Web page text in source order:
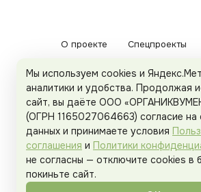
О проекте Спецпроекты
Рекламодателям Политика
Пользовательское
Organicwoman.ru . Все
Мы используем cookies и
аналитики и удобства. Продолжая
сайт, вы даёте ООО
(ОГРН 1165027064663) согласие на
данных и принимаете условия
соглашения и Политики
не согласны — отключите cookies в
покиньте сайт.